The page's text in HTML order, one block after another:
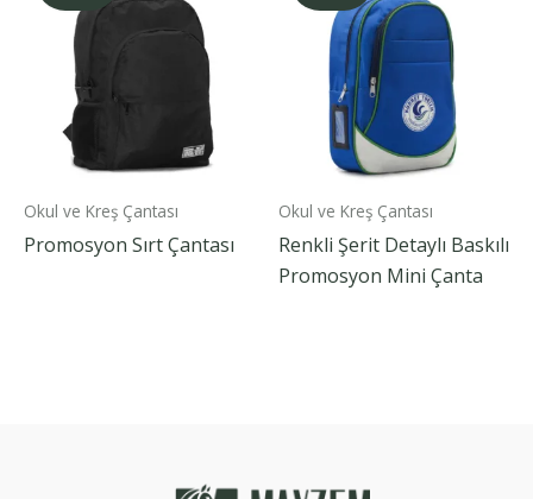
Okul ve Kreş Çantası
Promosyon Sırt Çantası
Okul ve Kreş Çantası
Renkli Şerit Detaylı Baskılı
Promosyon Mini Çanta